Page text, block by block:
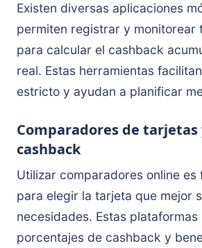
Existen diversas aplicaciones
permiten registrar y monitorear
para calcular el cashback
real. Estas herramientas
estricto y ayudan a planificar
Comparadores de
cashback
Utilizar comparadores online es
para elegir la tarjeta que mejor
necesidades. Estas plataformas
porcentajes de cashback y